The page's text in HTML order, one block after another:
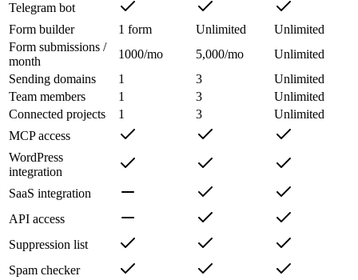
Telegram bot
Form builder
1 form Unlimited
Unlimited
Form submissions /
month
1000/mo 5,000/mo
Unlimited
Sending domains
1 3
Unlimited
Team members
1 3
Unlimited
Connected projects
1 3
Unlimited
MCP access
WordPress
integration
SaaS integration
API access
Suppression list
Spam checker